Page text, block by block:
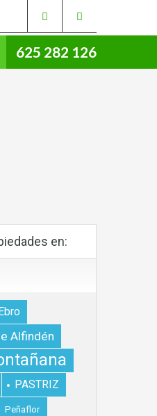
625 282 126
en:
Alfindén
PASTRIZ
Peñaflor